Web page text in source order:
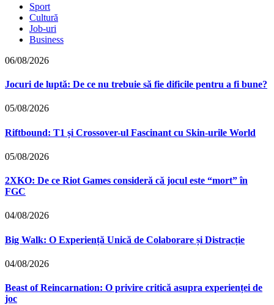
Sport
Cultură
Job-uri
Business
06/08/2026
Jocuri de luptă: De ce nu trebuie să fie dificile pentru a fi bune?
05/08/2026
Riftbound: T1 și Crossover-ul Fascinant cu Skin-urile World
05/08/2026
2XKO: De ce Riot Games consideră că jocul este “mort” în
FGC
04/08/2026
Big Walk: O Experiență Unică de Colaborare și Distracție
04/08/2026
Beast of Reincarnation: O privire critică asupra experienței de
joc